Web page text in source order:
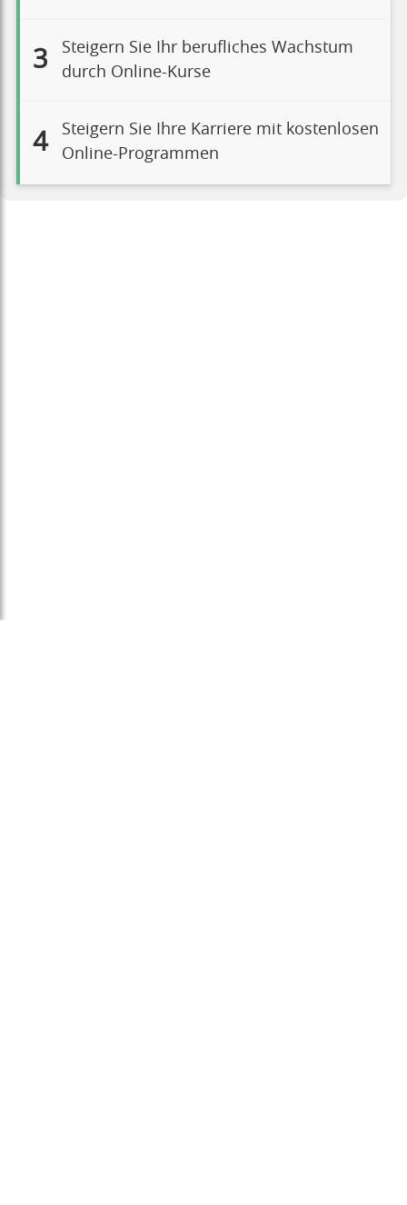
3
Steigern Sie Ihr berufliches Wachstum
durch Online-Kurse
4
Steigern Sie Ihre Karriere mit kostenlosen
Online-Programmen